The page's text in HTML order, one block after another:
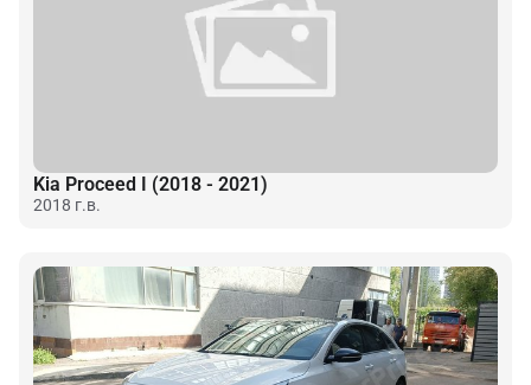
Kia Proceed I (2018 - 2021)
2018 г.в.